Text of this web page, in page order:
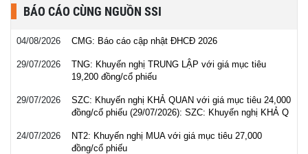
BÁO CÁO CÙNG NGUỒN SSI
04/08/2026 CMG: Báo cáo cập nhật ĐHCĐ 2026
29/07/2026
TNG: Khuyến nghị TRUNG LẬP với giá mục tiêu
19,200 đồng/cổ phiếu
29/07/2026
SZC: Khuyến nghị KHẢ QUAN với giá mục tiêu 24,000
đồng/cổ phiếu (29/07/2026): SZC: Khuyến nghị KHẢ Q
24/07/2026
NT2: Khuyến nghị MUA với giá mục tiêu 27,000
đồng/cổ phiếu